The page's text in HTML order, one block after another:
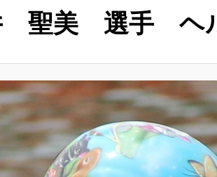
聖美 選手 ヘ